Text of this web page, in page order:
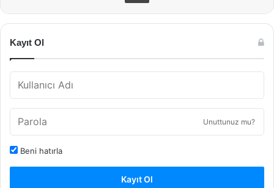
Kayıt Ol
Unuttunuz mu?
Beni hatırla
Kayıt Ol